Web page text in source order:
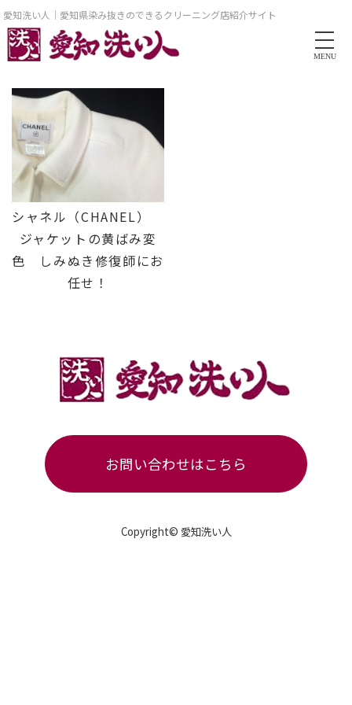
愛知洗い人｜愛知県染み抜きのできるクリーニング店紹介サイト
MENU
シャネル（CHANEL）
ジャケットの黄ばみ変
色 しみぬき修復師にお
任せ！
お問い合わせはこちら
Copyright© 愛知洗い人